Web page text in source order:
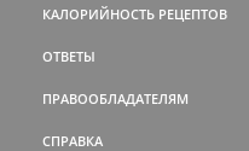
КАЛОРИЙНОСТЬ РЕЦЕПТОВ
ОТВЕТЫ
ПРАВООБЛАДАТЕЛЯМ
СПРАВКА